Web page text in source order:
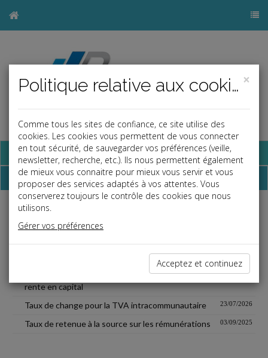
Base documentaire
Chiffres
Fiscal
09/04/2026
Coefficients de revalorisation des conversions de
rente en capital
09/04/2026
Taux de change pour la TVA intracommunautaire 23/07/2026
Taux de retenue à la source sur les rémunérations 03/09/2025
×
Politique relative aux cookies
Comme tous les sites de confiance, ce site utilise des
cookies. Les cookies vous permettent de vous connecter
en tout sécurité, de sauvegarder vos préférences (veille,
newsletter, recherche, etc.). Ils nous permettent également
de mieux vous connaitre pour mieux vous servir et vous
proposer des services adaptés à vos attentes. Vous
conserverez toujours le contrôle des cookies que nous
utilisons.
Gérer vos préférences
Acceptez et continuez